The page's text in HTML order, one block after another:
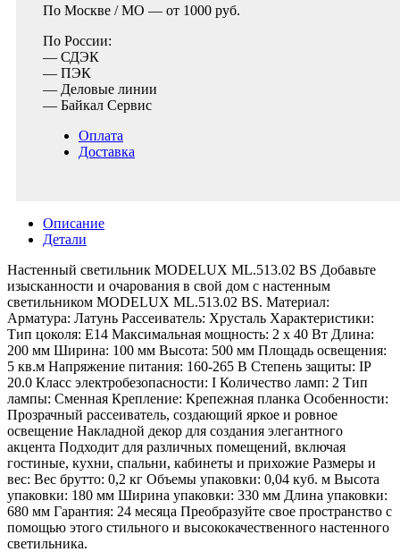
По Москве / МО — от 1000 руб.
По России:
— СДЭК
— ПЭК
— Деловые линии
— Байкал Сервис
Оплата
Доставка
Описание
Детали
Настенный светильник MODELUX ML.513.02 BS Добавьте
изысканности и очарования в свой дом с настенным
светильником MODELUX ML.513.02 BS. Материал:
Арматура: Латунь Рассеиватель: Хрусталь Характеристики:
Тип цоколя: E14 Максимальная мощность: 2 x 40 Вт Длина:
200 мм Ширина: 100 мм Высота: 500 мм Площадь освещения:
5 кв.м Напряжение питания: 160-265 В Степень защиты: IP
20.0 Класс электробезопасности: I Количество ламп: 2 Тип
лампы: Сменная Крепление: Крепежная планка Особенности:
Прозрачный рассеиватель, создающий яркое и ровное
освещение Накладной декор для создания элегантного
акцента Подходит для различных помещений, включая
гостиные, кухни, спальни, кабинеты и прихожие Размеры и
вес: Вес брутто: 0,2 кг Объемы упаковки: 0,04 куб. м Высота
упаковки: 180 мм Ширина упаковки: 330 мм Длина упаковки:
680 мм Гарантия: 24 месяца Преобразуйте свое пространство с
помощью этого стильного и высококачественного настенного
светильника.